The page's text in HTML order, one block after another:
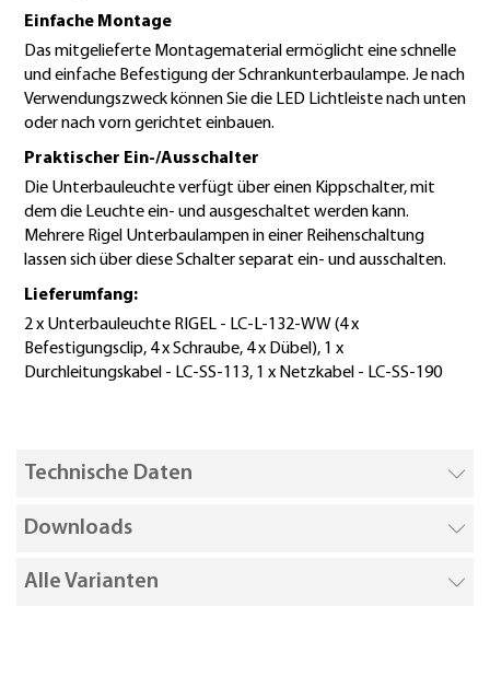
Einfache Montage
Das mitgelieferte Montagematerial ermöglicht eine schnelle
und einfache Befestigung der Schrankunterbaulampe. Je nach
Verwendungszweck können Sie die LED Lichtleiste nach unten
oder nach vorn gerichtet einbauen.
Praktischer Ein-/Ausschalter
Die Unterbauleuchte verfügt über einen Kippschalter, mit
dem die Leuchte ein- und ausgeschaltet werden kann.
Mehrere Rigel Unterbaulampen in einer Reihenschaltung
lassen sich über diese Schalter separat ein- und ausschalten.
Lieferumfang:
2 x Unterbauleuchte RIGEL - LC-L-132-WW (4 x
Befestigungsclip, 4 x Schraube, 4 x Dübel), 1 x
Durchleitungskabel - LC-SS-113, 1 x Netzkabel - LC-SS-190
Technische Daten
Downloads
Alle Varianten